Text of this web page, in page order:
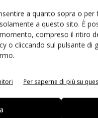
a quanto sopra o
a questo sito. È
compreso il ritiro
o cliccando sul pulsante di
Per saperne di più su
incandescenti
un recupero
delle dimensioni e
approccio.
piano ecologico?
ambientale
It hanno il compito di
in ambito di